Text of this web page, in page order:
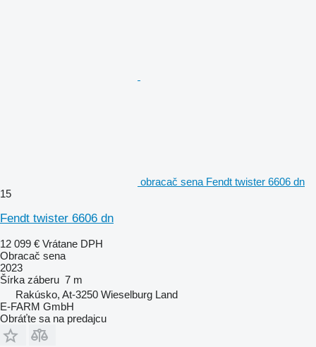
obracač sena Fendt twister 6606 dn
15
Fendt twister 6606 dn
12 099 € Vrátane DPH
Obracač sena
2023
Šírka záberu 7 m
Rakúsko, At-3250 Wieselburg Land
E-FARM GmbH
Obráťte sa na predajcu